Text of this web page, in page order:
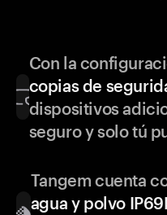
Con la
copias de
dispositivos
seguro y solo tú
Tangem cuenta
agua y polvo